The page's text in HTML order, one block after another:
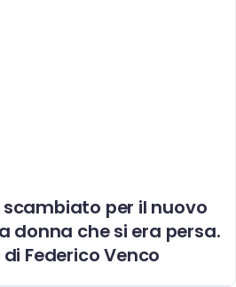
scambiato per il nuovo
donna che si era persa.
Federico Venco